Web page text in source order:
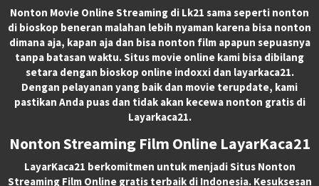
Nonton Movie Online Streaming di Lk21 sama seperti nonton
di bioskop beneran malahan lebih nyaman karena bisa nonton
dimana aja, kapan aja dan bisa nonton film apapun sepuasnya
tanpa batasan waktu. Situs movie online kami bisa dibilang
setara dengan bioskop online indoxxi dan layarkaca21.
Dengan pelayanan yang baik dan movie terupdate, kami
pastikan Anda puas dan tidak akan kecewa nonton gratis di
Layarkaca21.
Nonton Streaming Film Online LayarKaca21
LayarKaca21 berkomitmen untuk menjadi Situs Nonton
Streaming Film Online gratis terbaik di Indonesia. Kesuksesan